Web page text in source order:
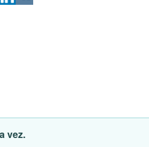
vez.